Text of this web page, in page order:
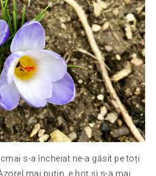
s-a încheiat ne-a găsit pe toți
mai puțin, e hoț și s-a mai